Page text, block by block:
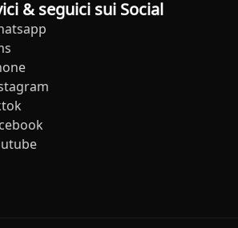
& seguici sui Social